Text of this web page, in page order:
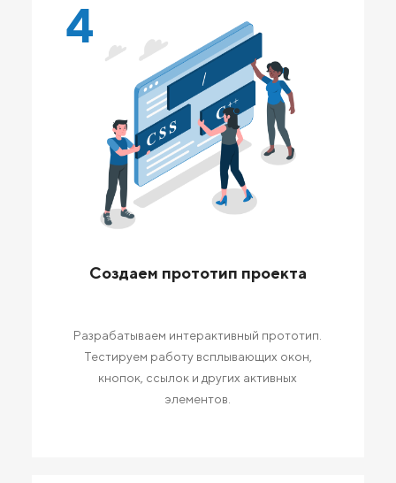
4
Создаем прототип проекта
Разрабатываем интерактивный прототип.
Тестируем работу всплывающих окон,
кнопок, ссылок и других активных
элементов.